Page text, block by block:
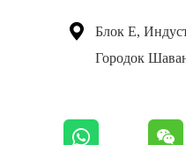

Блок E,
Городок